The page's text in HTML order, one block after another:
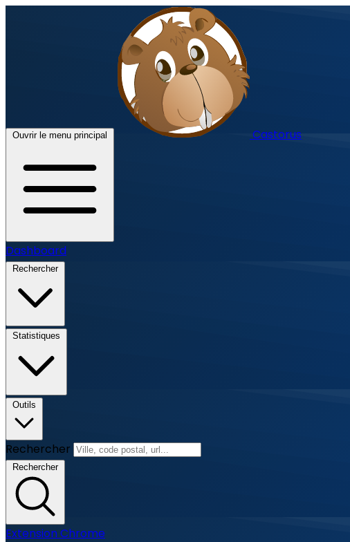
Ouvrir le menu principal Castorus
Dashboard
Rechercher
Statistiques
Outils
Rechercher
Rechercher
Extension Chrome